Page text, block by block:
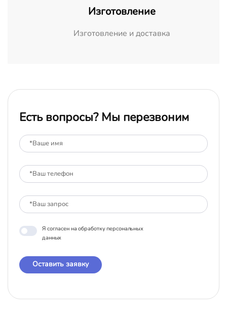
Изготовление
Изготовление и доставка
Есть вопросы? Мы перезвоним
Я согласен на обработку персональных
данных
Оставить заявку